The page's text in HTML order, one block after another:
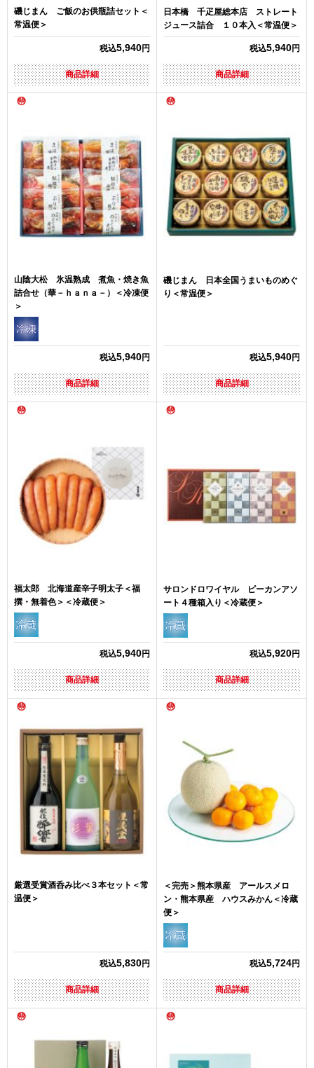
磯じまん ご飯のお供瓶詰セット＜
常温便＞
税込5,940円
商品詳細
日本橋 千疋屋総本店 ストレート
ジュース詰合 １０本入＜常温便＞
税込5,940円
商品詳細
山陰大松 氷温熟成 煮魚・焼き魚
詰合せ（華－ｈａｎａ－）＜冷凍便
＞
税込5,940円
商品詳細
磯じまん 日本全国うまいものめぐ
り＜常温便＞
税込5,940円
商品詳細
福太郎 北海道産辛子明太子＜福
撰・無着色＞＜冷蔵便＞
税込5,940円
商品詳細
サロンドロワイヤル ピーカンアソ
ート４種箱入り＜冷蔵便＞
税込5,920円
商品詳細
厳選受賞酒呑み比べ３本セット＜常
温便＞
税込5,830円
商品詳細
＜完売＞熊本県産 アールスメロ
ン・熊本県産 ハウスみかん＜冷蔵
便＞
税込5,724円
商品詳細